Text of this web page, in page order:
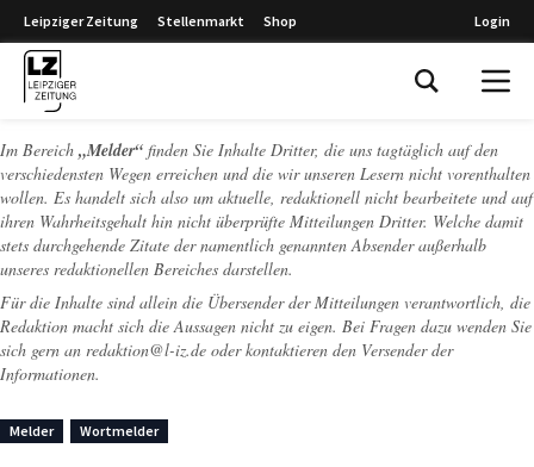
Leipziger Zeitung Stellenmarkt Shop Login
Im Bereich „Melder“ finden Sie Inhalte Dritter, die uns tagtäglich auf den
verschiedensten Wegen erreichen und die wir unseren Lesern nicht vorenthalten
wollen. Es handelt sich also um aktuelle, redaktionell nicht bearbeitete und auf
ihren Wahrheitsgehalt hin nicht überprüfte Mitteilungen Dritter. Welche damit
stets durchgehende Zitate der namentlich genannten Absender außerhalb
unseres redaktionellen Bereiches darstellen.
Für die Inhalte sind allein die Übersender der Mitteilungen verantwortlich, die
Redaktion macht sich die Aussagen nicht zu eigen. Bei Fragen dazu wenden Sie
sich gern an redaktion@l-iz.de oder kontaktieren den Versender der
Informationen.
Melder Wortmelder